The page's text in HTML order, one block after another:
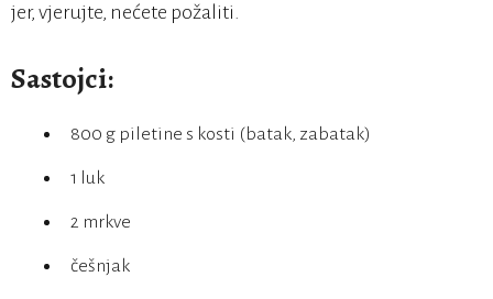
jer, vjerujte, nećete požaliti.
Sastojci:
800 g piletine s kosti (batak, zabatak)
1 luk
2 mrkve
češnjak